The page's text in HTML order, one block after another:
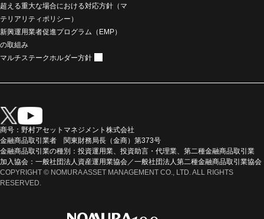
超える重大な場合における対応方針（マ
テリアリティポリシー）
新興運用業者促進プログラム（EMP）
の取組み
マルチステークホルダー方針
商号：野村アセットマネジメント株式会社
金融商品取引業者 関東財務局長（金商）第373号
金融商品取引業の種別：投資運用業、投資助言・代理業、第二種金融商品取引業
加入協会：一般社団法人資産運用業協会／一般社団法人第二種金融商品取引業協会
COPYRIGHT © NOMURA ASSET MANAGEMENT CO., LTD. ALL RIGHTS
RESERVED.